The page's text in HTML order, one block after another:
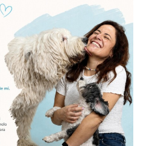
Viajar con Perros y Gatos
a Domicilio
Ecocardiografías para perros y
para Perros y Gatos
y Limpiezas Dentales